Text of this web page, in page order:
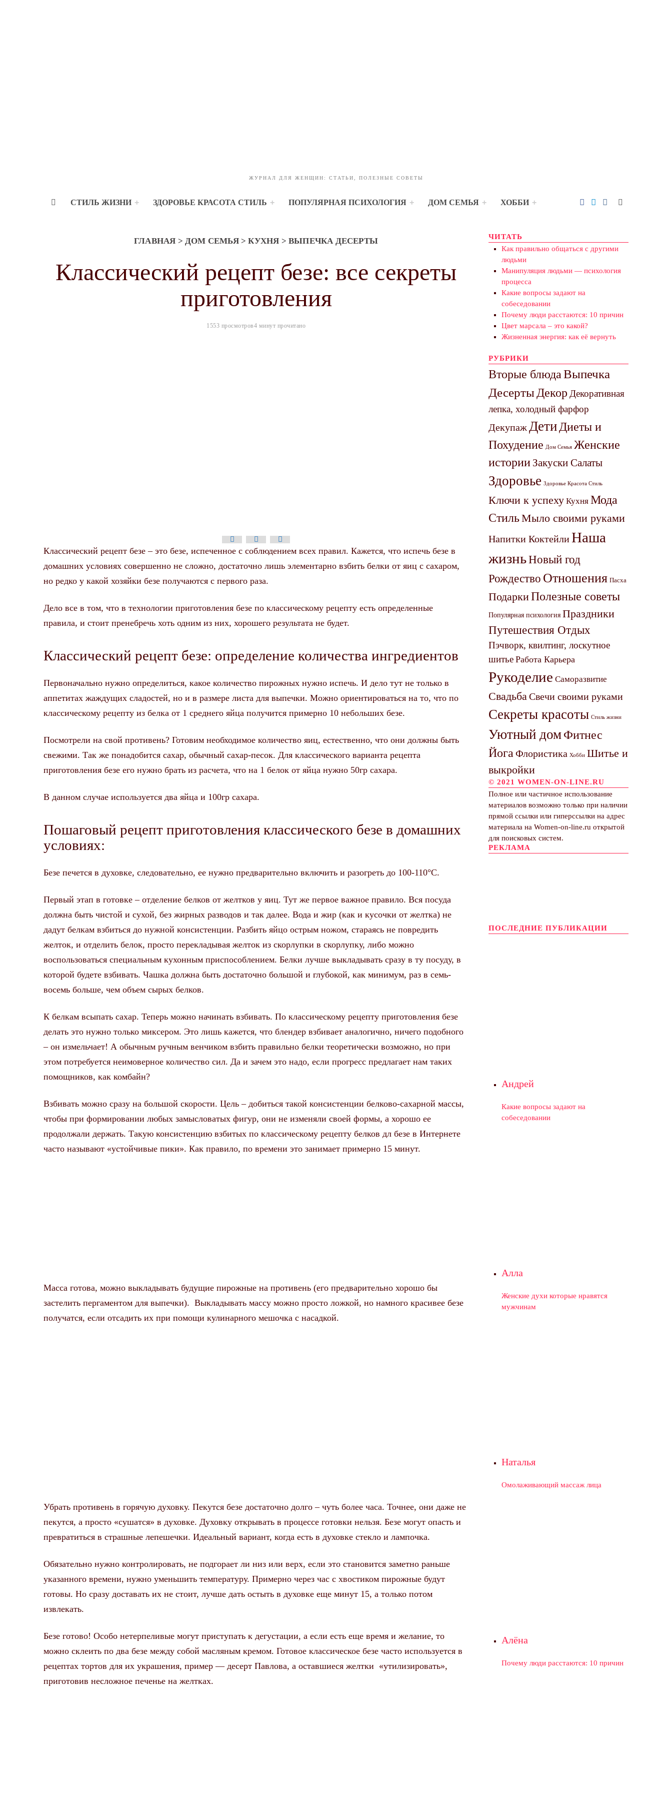
ЖУРНАЛ ДЛЯ ЖЕНЩИН: СТАТЬИ, ПОЛЕЗНЫЕ СОВЕТЫ
СТИЛЬ ЖИЗНИ ЗДОРОВЬЕ КРАСОТА СТИЛЬ ПОПУЛЯРНАЯ ПСИХОЛОГИЯ ДОМ СЕМЬЯ ХОББИ
ГЛАВНАЯ > ДОМ СЕМЬЯ>КУХНЯ >ВЫПЕЧКА ДЕСЕРТЫ
Классический рецепт безе: все секреты
приготовления
1553 просмотров4 минут прочитано
Классический рецепт безе – это безе, испеченное с соблюдением всех правил. Кажется, что испечь безе в
домашних условиях совершенно не сложно, достаточно лишь элементарно взбить белки от яиц с сахаром,
но редко у какой хозяйки безе получаются с первого раза.
Дело все в том, что в технологии приготовления безе по классическому рецепту есть определенные
правила, и стоит пренебречь хоть одним из них, хорошего результата не будет.
Классический рецепт безе: определение количества ингредиентов
Первоначально нужно определиться, какое количество пирожных нужно испечь. И дело тут не только в
аппетитах жаждущих сладостей, но и в размере листа для выпечки. Можно ориентироваться на то, что по
классическому рецепту из белка от 1 среднего яйца получится примерно 10 небольших безе.
Посмотрели на свой противень? Готовим необходимое количество яиц, естественно, что они должны быть
свежими. Так же понадобится сахар, обычный сахар-песок. Для классического варианта рецепта
приготовления безе его нужно брать из расчета, что на 1 белок от яйца нужно 50гр сахара.
В данном случае используется два яйца и 100гр сахара.
Пошаговый рецепт приготовления классического безе в домашних
условиях:
Безе печется в духовке, следовательно, ее нужно предварительно включить и разогреть до 100-110°С.
Первый этап в готовке – отделение белков от желтков у яиц. Тут же первое важное правило. Вся посуда
должна быть чистой и сухой, без жирных разводов и так далее. Вода и жир (как и кусочки от желтка) не
дадут белкам взбиться до нужной консистенции. Разбить яйцо острым ножом, стараясь не повредить
желток, и отделить белок, просто перекладывая желток из скорлупки в скорлупку, либо можно
воспользоваться специальным кухонным приспособлением. Белки лучше выкладывать сразу в ту посуду, в
которой будете взбивать. Чашка должна быть достаточно большой и глубокой, как минимум, раз в семь-
восемь больше, чем объем сырых белков.
К белкам всыпать сахар. Теперь можно начинать взбивать. По классическому рецепту приготовления безе
делать это нужно только миксером. Это лишь кажется, что блендер взбивает аналогично, ничего подобного
– он измельчает! А обычным ручным венчиком взбить правильно белки теоретически возможно, но при
этом потребуется неимоверное количество сил. Да и зачем это надо, если прогресс предлагает нам таких
помощников, как комбайн?
Взбивать можно сразу на большой скорости. Цель – добиться такой консистенции белково-сахарной массы,
чтобы при формировании любых замысловатых фигур, они не изменяли своей формы, а хорошо ее
продолжали держать. Такую консистенцию взбитых по классическому рецепту белков дл безе в Интернете
часто называют «устойчивые пики». Как правило, по времени это занимает примерно 15 минут.
Масса готова, можно выкладывать будущие пирожные на противень (его предварительно хорошо бы
застелить пергаментом для выпечки). Выкладывать массу можно просто ложкой, но намного красивее безе
получатся, если отсадить их при помощи кулинарного мешочка с насадкой.
Убрать противень в горячую духовку. Пекутся безе достаточно долго – чуть более часа. Точнее, они даже не
пекутся, а просто «сушатся» в духовке. Духовку открывать в процессе готовки нельзя. Безе могут опасть и
превратиться в страшные лепешечки. Идеальный вариант, когда есть в духовке стекло и лампочка.
Обязательно нужно контролировать, не подгорает ли низ или верх, если это становится заметно раньше
указанного времени, нужно уменьшить температуру. Примерно через час с хвостиком пирожные будут
готовы. Но сразу доставать их не стоит, лучше дать остыть в духовке еще минут 15, а только потом
извлекать.
Безе готово! Особо нетерпеливые могут приступать к дегустации, а если есть еще время и желание, то
можно склеить по два безе между собой масляным кремом. Готовое классическое безе часто используется в
рецептах тортов для их украшения, пример — десерт Павлова, а оставшиеся желтки «утилизировать»,
приготовив несложное печенье на желтках.
ЧИТАТЬ
Как правильно общаться с другими
людьми
Манипуляция людьми — психология
процесса
Какие вопросы задают на
собеседовании
Почему люди расстаются: 10 причин
Цвет марсала – это какой?
Жизненная энергия: как её вернуть
РУБРИКИ
Вторые блюда Выпечка
Десерты Декор Декоративная
лепка, холодный фарфор
ДекупажДети Диеты и
Похудение Дом Семья Женские
истории Закуски Салаты
Здоровье Здоровье Красота Стиль
Ключи к успеху Кухня Мода
СтильМыло своими руками
Напитки КоктейлиНаша
жизньНовый год
Рождество Отношения Пасха
ПодаркиПолезные советы
Популярная психология Праздники
Путешествия Отдых
Пэчворк, квилтинг, лоскутное
шитье Работа Карьера
Рукоделие Саморазвитие
СвадьбаСвечи своими руками
Секреты красоты Стиль жизни
Уютный домФитнес
Йога Флористика Хобби Шитье и
выкройки
© 2021 WOMEN-ON-LINE.RU
Полное или частичное использование
материалов возможно только при наличии
прямой ссылки или гиперссылки на адрес
материала на Women-on-line.ru открытой
для поисковых систем.
РЕКЛАМА
ПОСЛЕДНИЕ ПУБЛИКАЦИИ
Андрей
Какие вопросы задают на
собеседовании
Алла
Женские духи которые нравятся
мужчинам
Наталья
Омолаживающий массаж лица
Алёна
Почему люди расстаются: 10 причин